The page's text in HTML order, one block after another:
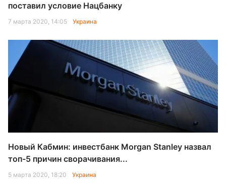
поставил условие Нацбанку
7 марта 2020, 14:05 Украина
Новый Кабмин: инвестбанк Morgan Stanley назвал
топ-5 причин сворачивания...
5 марта 2020, 18:20 Украина